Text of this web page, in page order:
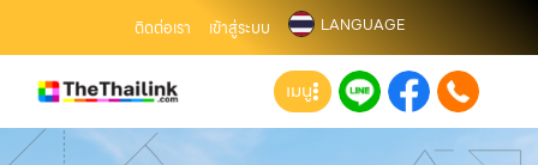
ติดต่อเรา เข้าสู่ระบบ LANGUAGE
เมนู